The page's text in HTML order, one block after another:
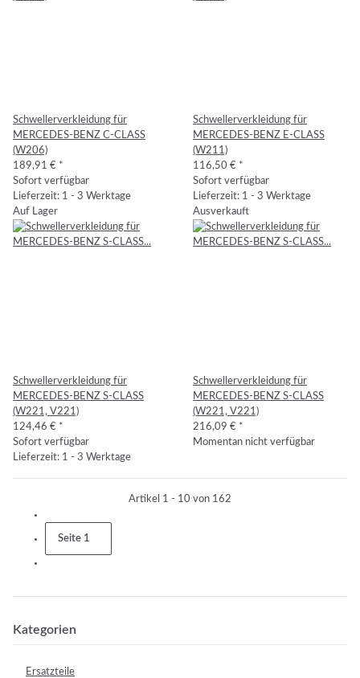
Schwellerverkleidung für
MERCEDES-BENZ C-CLASS
(W206)
189,91 € *
Sofort verfügbar
Lieferzeit: 1 - 3 Werktage
Schwellerverkleidung für
MERCEDES-BENZ E-CLASS
(W211)
116,50 € *
Sofort verfügbar
Lieferzeit: 1 - 3 Werktage
Auf Lager
Schwellerverkleidung für
MERCEDES-BENZ S-CLASS
(W221, V221)
124,46 € *
Sofort verfügbar
Lieferzeit: 1 - 3 Werktage
Ausverkauft
Schwellerverkleidung für
MERCEDES-BENZ S-CLASS
(W221, V221)
216,09 € *
Momentan nicht verfügbar
Artikel 1 - 10 von 162
Seite 1
Kategorien
Ersatzteile